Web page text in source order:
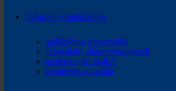
ქართული ფეხბურთი
ფეხბურთი ტფილისში
“ათიანის” ანთოლოგიიდან
გვეშველება რამე?
საუბრები ათიანში